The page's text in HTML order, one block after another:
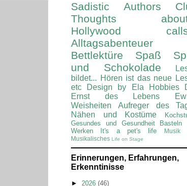
Sadistic Authors
Thoughts
Hollywood
Alltagsabenteuer
Bettlektüre
Spaß
und Schokolade
bildet... Hören ist das neue
etc
Design by Ela Hobbies
Ernst des Lebens
Weisheiten
Aufreger des
Nähen und Kostüme
Gesundes und Gesundheit
Basteln
Werken
It's a pet's life
Musik
Musikalisches Life on Stage
Erinnerungen, Erfahrungen,
Erkenntinisse
► 2026 (46)